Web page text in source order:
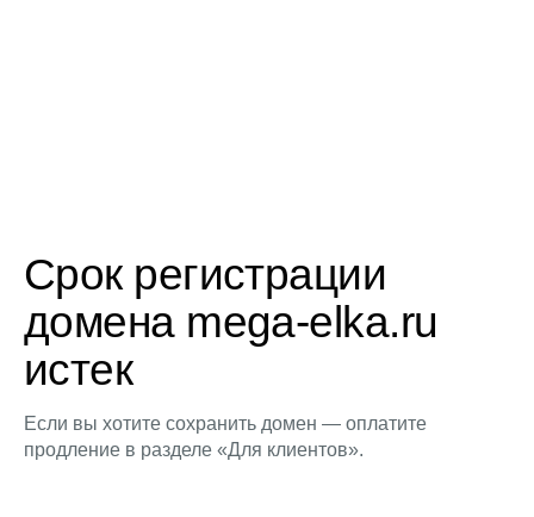
Срок регистрации
домена mega-elka.ru
истек
Если вы хотите сохранить домен — оплатите
продление в разделе «Для клиентов».